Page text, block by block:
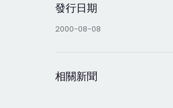
發行日期
2000-08-08
相關新聞